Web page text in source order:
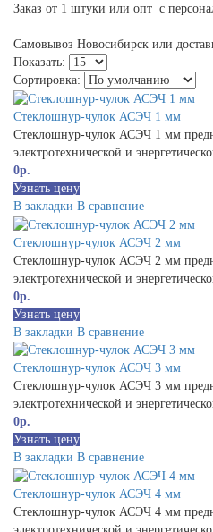
Заказ от 1 штуки или опт с
Самовывоз Новосибирск или
Показать:
Сортировка:
Стеклошнур-чулок АСЭЧ 1 мм
Стеклошнур-чулок АСЭЧ 1 мм
электротехнической и
0р.
Узнать цену
В закладки В сравнение
Стеклошнур-чулок АСЭЧ 2 мм
Стеклошнур-чулок АСЭЧ 2 мм
электротехнической и
0р.
Узнать цену
В закладки В сравнение
Стеклошнур-чулок АСЭЧ 3 мм
Стеклошнур-чулок АСЭЧ 3 мм
электротехнической и
0р.
Узнать цену
В закладки В сравнение
Стеклошнур-чулок АСЭЧ 4 мм
Стеклошнур-чулок АСЭЧ 4 мм